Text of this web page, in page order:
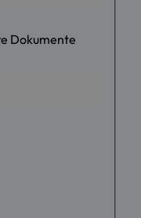
Dokumente